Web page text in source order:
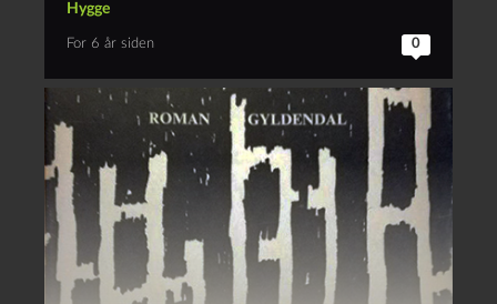
Hygge
For 6 år siden 0